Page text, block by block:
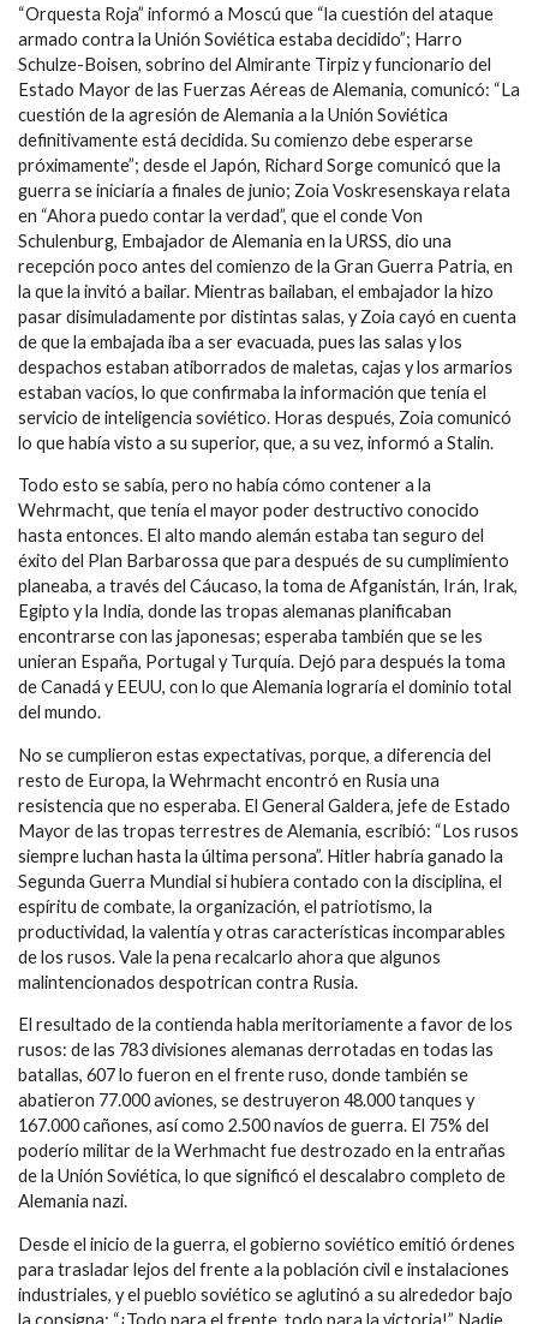
“Orquesta Roja” informó a Moscú que “la cuestión del ataque
armado contra la Unión Soviética estaba decidido”; Harro
Schulze-Boisen, sobrino del Almirante Tirpiz y funcionario del
Estado Mayor de las Fuerzas Aéreas de Alemania, comunicó: “La
cuestión de la agresión de Alemania a la Unión Soviética
definitivamente está decidida. Su comienzo debe esperarse
próximamente”; desde el Japón, Richard Sorge comunicó que la
guerra se iniciaría a finales de junio; Zoia Voskresenskaya relata
en “Ahora puedo contar la verdad”, que el conde Von
Schulenburg, Embajador de Alemania en la URSS, dio una
recepción poco antes del comienzo de la Gran Guerra Patria, en
la que la invitó a bailar. Mientras bailaban, el embajador la hizo
pasar disimuladamente por distintas salas, y Zoia cayó en cuenta
de que la embajada iba a ser evacuada, pues las salas y los
despachos estaban atiborrados de maletas, cajas y los armarios
estaban vacíos, lo que confirmaba la información que tenía el
servicio de inteligencia soviético. Horas después, Zoia comunicó
lo que había visto a su superior, que, a su vez, informó a Stalin.
Todo esto se sabía, pero no había cómo contener a la
Wehrmacht, que tenía el mayor poder destructivo conocido
hasta entonces. El alto mando alemán estaba tan seguro del
éxito del Plan Barbarossa que para después de su cumplimiento
planeaba, a través del Cáucaso, la toma de Afganistán, Irán, Irak,
Egipto y la India, donde las tropas alemanas planificaban
encontrarse con las japonesas; esperaba también que se les
unieran España, Portugal y Turquía. Dejó para después la toma
de Canadá y EEUU, con lo que Alemania lograría el dominio total
del mundo.
No se cumplieron estas expectativas, porque, a diferencia del
resto de Europa, la Wehrmacht encontró en Rusia una
resistencia que no esperaba. El General Galdera, jefe de Estado
Mayor de las tropas terrestres de Alemania, escribió: “Los rusos
siempre luchan hasta la última persona”. Hitler habría ganado la
Segunda Guerra Mundial si hubiera contado con la disciplina, el
espíritu de combate, la organización, el patriotismo, la
productividad, la valentía y otras características incomparables
de los rusos. Vale la pena recalcarlo ahora que algunos
malintencionados despotrican contra Rusia.
El resultado de la contienda habla meritoriamente a favor de los
rusos: de las 783 divisiones alemanas derrotadas en todas las
batallas, 607 lo fueron en el frente ruso, donde también se
abatieron 77.000 aviones, se destruyeron 48.000 tanques y
167.000 cañones, así como 2.500 navíos de guerra. El 75% del
poderío militar de la Werhmacht fue destrozado en la entrañas
de la Unión Soviética, lo que significó el descalabro completo de
Alemania nazi.
Desde el inicio de la guerra, el gobierno soviético emitió órdenes
para trasladar lejos del frente a la población civil e instalaciones
industriales, y el pueblo soviético se aglutinó a su alrededor bajo
la consigna: “¡Todo para el frente, todo para la victoria!” Nadie